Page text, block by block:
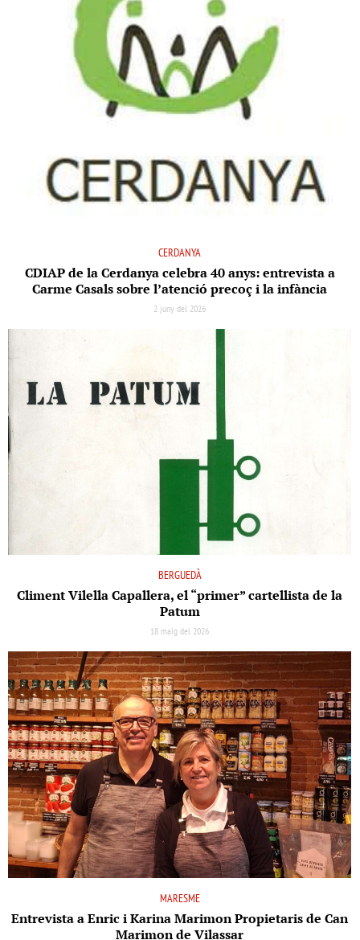
CERDANYA
CDIAP de la Cerdanya celebra 40 anys: entrevista a
Carme Casals sobre l’atenció precoç i la infància
2 juny del 2026
BERGUEDÀ
Climent Vilella Capallera, el “primer” cartellista de la
Patum
18 maig del 2026
MARESME
Entrevista a Enric i Karina Marimon Propietaris de Can
Marimon de Vilassar